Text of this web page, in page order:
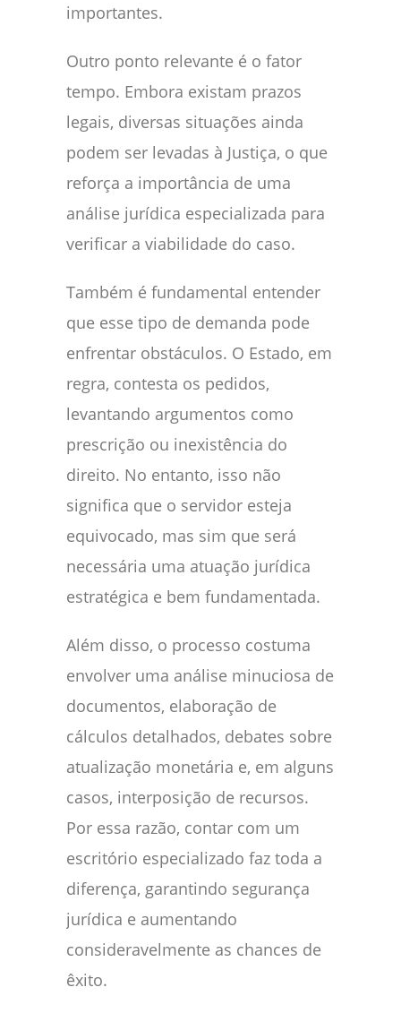
importantes.
Outro ponto relevante é o fator
tempo. Embora existam prazos
legais, diversas situações ainda
podem ser levadas à Justiça, o que
reforça a importância de uma
análise jurídica especializada para
verificar a viabilidade do caso.
Também é fundamental entender
que esse tipo de demanda pode
enfrentar obstáculos. O Estado, em
regra, contesta os pedidos,
levantando argumentos como
prescrição ou inexistência do
direito. No entanto, isso não
significa que o servidor esteja
equivocado, mas sim que será
necessária uma atuação jurídica
estratégica e bem fundamentada.
Além disso, o processo costuma
envolver uma análise minuciosa de
documentos, elaboração de
cálculos detalhados, debates sobre
atualização monetária e, em alguns
casos, interposição de recursos.
Por essa razão, contar com um
escritório especializado faz toda a
diferença, garantindo segurança
jurídica e aumentando
consideravelmente as chances de
êxito.